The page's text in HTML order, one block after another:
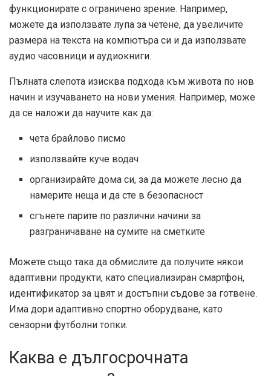
функционирате с ограничено зрение. Например,
можете да използвате лупа за четене, да увеличите
размера на текста на компютъра си и да използвате
аудио часовници и аудиокниги.
Пълната слепота изисква подхода към живота по нов
начин и изучаването на нови умения. Например, може
да се наложи да научите как да:
чета брайлово писмо
използвайте куче водач
организирайте дома си, за да можете лесно да
намерите неща и да сте в безопасност
сгънете парите по различни начини за
разграничаване на сумите на сметките
Можете също така да обмислите да получите някои
адаптивни продукти, като специализиран смартфон,
идентификатор за цвят и достъпни съдове за готвене.
Има дори адаптивно спортно оборудване, като
сензорни футболни топки.
Каква е дългосрочната